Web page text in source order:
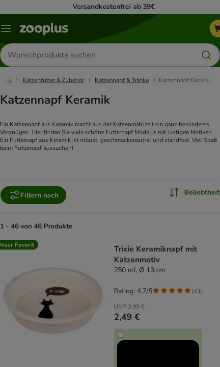
Versandkostenfrei ab 39€
Menü
Produkte
suchen
Katzenfutter & Zubehör Katzennapf & Tränke Katzennapf Keramik
Katzennapf Keramik
Ein Katzennapf aus Keramik macht aus der Katzenmahlzeit ein ganz besonderes
Vergnügen. Hier finden Sie viele schöne Futternapf Modelle mit lustigen Motiven.
Ein Futternapf aus Keramik ist robust, geschmacksneutral und standfest. Viel Spaß
beim Futternapf aussuchen!
Filtern nach Beliebtheit
1 - 46 von 46 Produkte
product items have been changed
Favorit
Trixie Keramiknapf mit
Katzenmotiv
250 ml, Ø 13 cm
UVP 3,99 €
2,49 €
Rating: 4.7/5 (43)